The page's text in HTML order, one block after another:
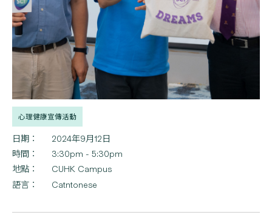
心理健康宣傳活動
日期：
2024年9月12日
時間：
3:30pm - 5:30pm
地點：
CUHK Campus
語言：
Catntonese